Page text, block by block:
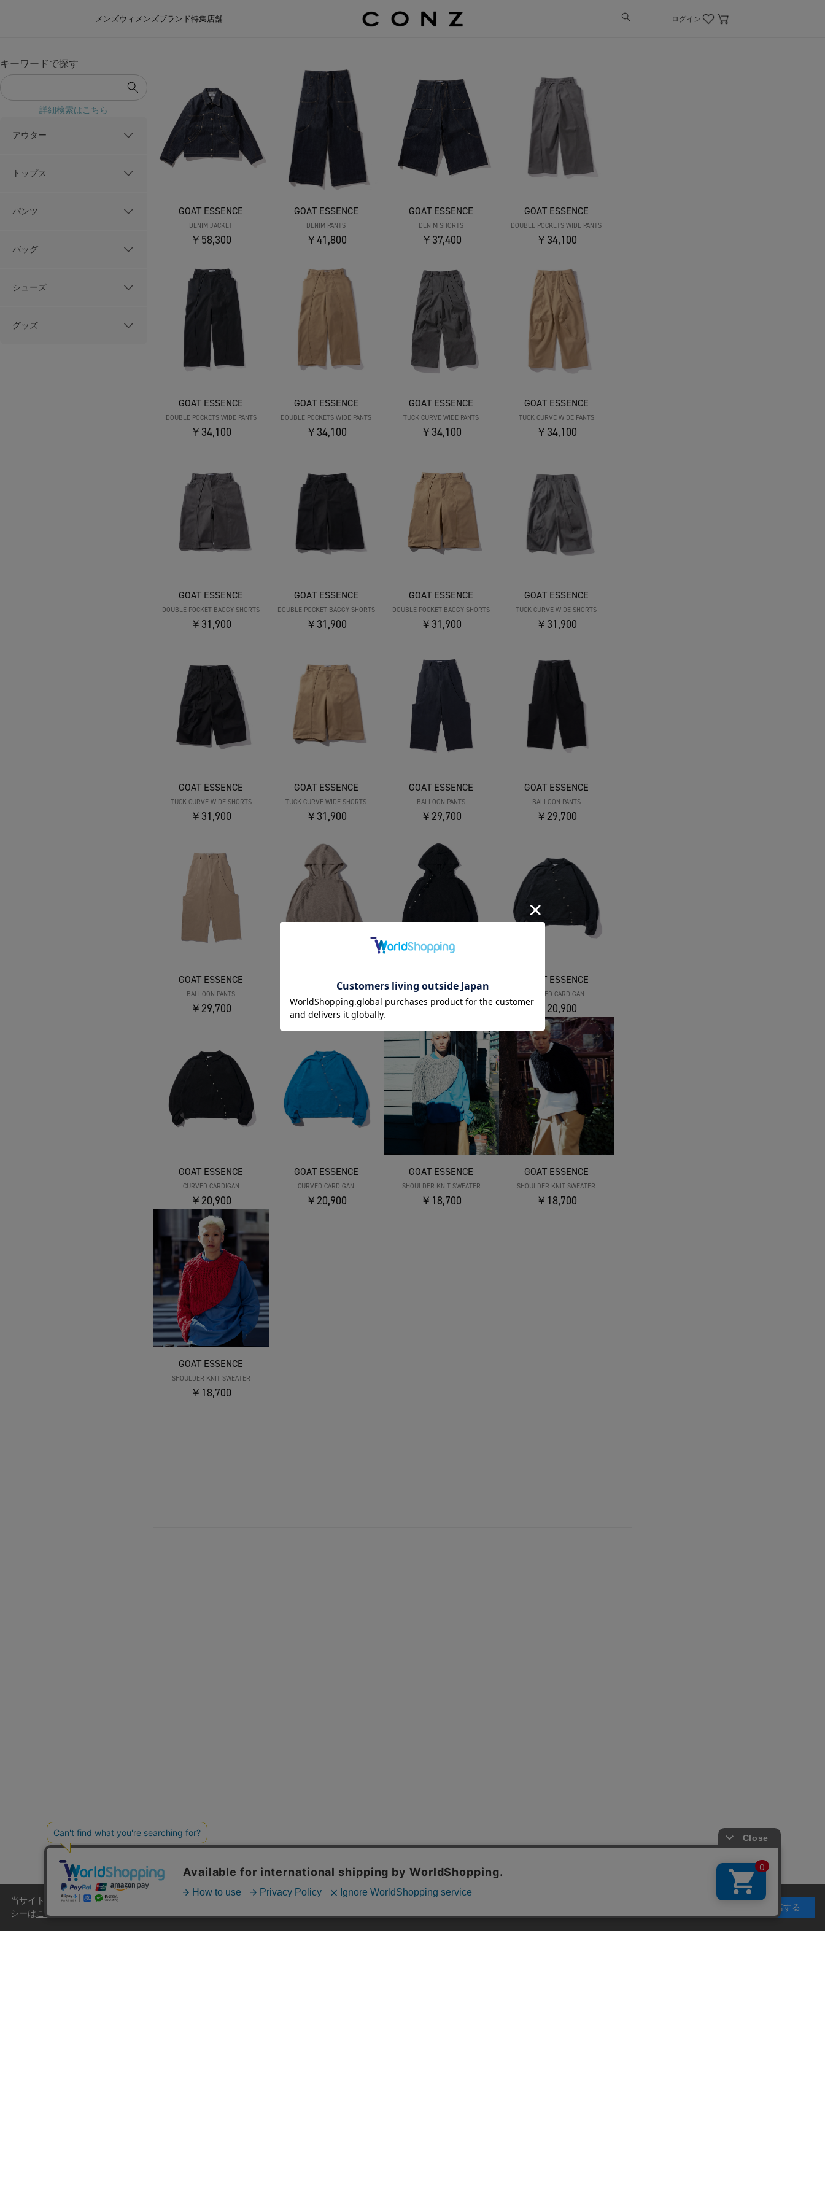
メンズウィメンズブランド特集店舗 ログイン
キーワードで探す
詳細検索はこちら
アウター
トップス
パンツ
バッグ
シューズ
グッズ
GOAT ESSENCE
DENIM JACKET
￥58,300
GOAT ESSENCE
DENIM PANTS
￥41,800
GOAT ESSENCE
DENIM SHORTS
￥37,400
GOAT ESSENCE
DOUBLE POCKETS WIDE PANTS
￥34,100
GOAT ESSENCE
DOUBLE POCKETS WIDE PANTS
￥34,100
GOAT ESSENCE
DOUBLE POCKETS WIDE PANTS
￥34,100
GOAT ESSENCE
TUCK CURVE WIDE PANTS
￥34,100
GOAT ESSENCE
TUCK CURVE WIDE PANTS
￥34,100
GOAT ESSENCE
DOUBLE POCKET BAGGY SHORTS
￥31,900
GOAT ESSENCE
DOUBLE POCKET BAGGY SHORTS
￥31,900
GOAT ESSENCE
DOUBLE POCKET BAGGY SHORTS
￥31,900
GOAT ESSENCE
TUCK CURVE WIDE SHORTS
￥31,900
GOAT ESSENCE
TUCK CURVE WIDE SHORTS
￥31,900
GOAT ESSENCE
TUCK CURVE WIDE SHORTS
￥31,900
GOAT ESSENCE
BALLOON PANTS
￥29,700
GOAT ESSENCE
BALLOON PANTS
￥29,700
GOAT ESSENCE
BALLOON PANTS
￥29,700
GOAT ESSENCE
￥22,000
GOAT ESSENCE
SUMMER KNIT HOODIE
￥22,000
GOAT ESSENCE
CURVED CARDIGAN
￥20,900
GOAT ESSENCE
CURVED CARDIGAN
￥20,900
GOAT ESSENCE
CURVED CARDIGAN
￥20,900
GOAT ESSENCE
SHOULDER KNIT SWEATER
￥18,700
GOAT ESSENCE
SHOULDER KNIT SWEATER
￥18,700
GOAT ESSENCE
SHOULDER KNIT SWEATER
￥18,700
当サイトはクッキー(cookie)を使用します。クッキーはサイト内の一部の機能および、サイトの使用状況の分析からマーケティング活動に利用することを目的としています。 プライバシーポリ
シーはこちら
承諾する